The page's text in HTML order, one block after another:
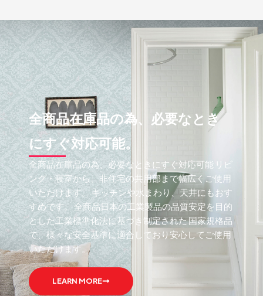
全商品在庫品の為、必要なとき
にすぐ対応可能。
全商品在庫品の為、必要なときにすぐ対応可能 リビ
ング・寝室から、非住宅の共用部まで幅広くご使用
いただけます。 キッチンや水まわり、天井にもおす
すめです。 全商品日本の工業製品の品質安定を目的
とした工業標準化法に基づき制定された 国家規格品
で、様々な安全基準に適合しており安心してご使用
いただけます。
LEARN MORE